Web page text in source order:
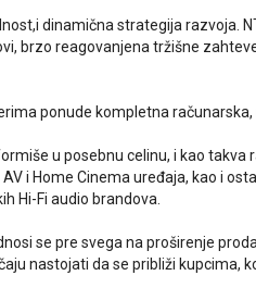
dinamična strategija razvoja.
brzo reagovanjena tržišne
ponude kompletna
u posebnu celinu, i kao
i Home Cinema uređaja, kao i
Hi-Fi audio brandova.
se pre svega na proširenje
nastojati da se približi